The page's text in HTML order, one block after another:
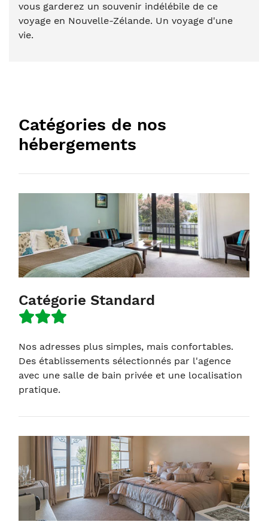
vous garderez un souvenir indélébile de ce
voyage en Nouvelle-Zélande. Un voyage d'une
vie.
Catégories de nos
hébergements
Catégorie Standard
Nos adresses plus simples, mais confortables.
Des établissements sélectionnés par l'agence
avec une salle de bain privée et une localisation
pratique.